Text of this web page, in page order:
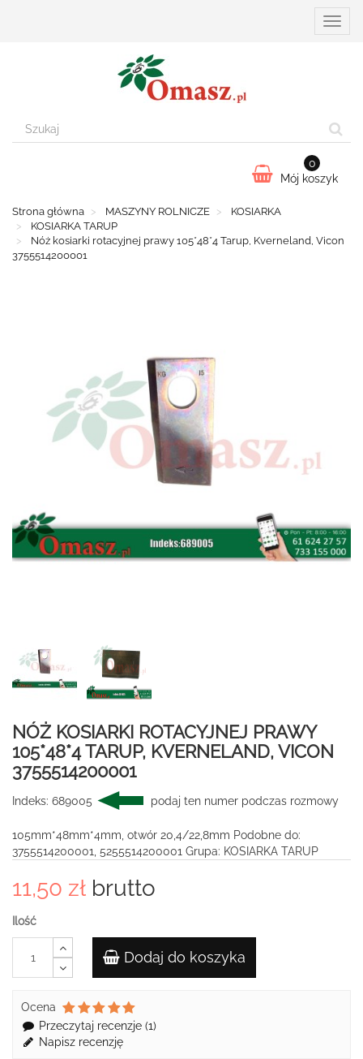
Mój koszyk
0
Strona główna MASZYNY ROLNICZE
KOSIARKA
KOSIARKA TARUP
Nóż kosiarki rotacyjnej prawy 105*48*4 Tarup, Kverneland, Vicon
3755514200001
NÓŻ KOSIARKI ROTACYJNEJ PRAWY
105*48*4 TARUP, KVERNELAND, VICON
3755514200001
Indeks: 689005 podaj ten numer podczas rozmowy
105mm*48mm*4mm, otwór 20,4/22,8mm Podobne do:
3755514200001, 5255514200001 Grupa: KOSIARKA TARUP
11,50 zł brutto
Ilość
Dodaj do koszyka
Ocena
Przeczytaj recenzje (1)
Napisz recenzję